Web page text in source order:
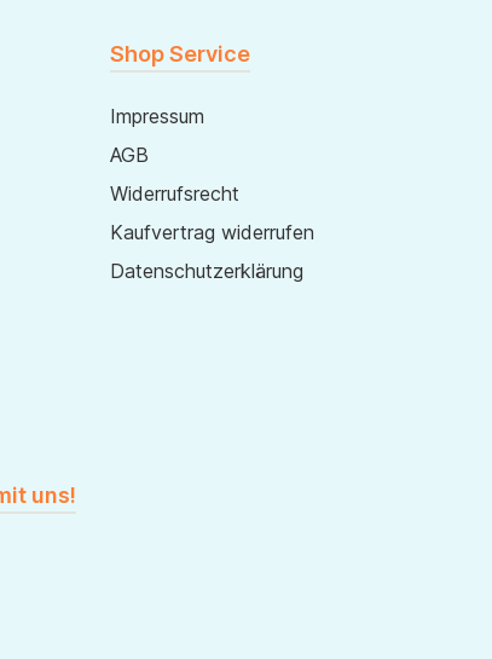
Shop Service
Impressum
AGB
Widerrufsrecht
Kaufvertrag widerrufen
Datenschutzerklärung
uns!